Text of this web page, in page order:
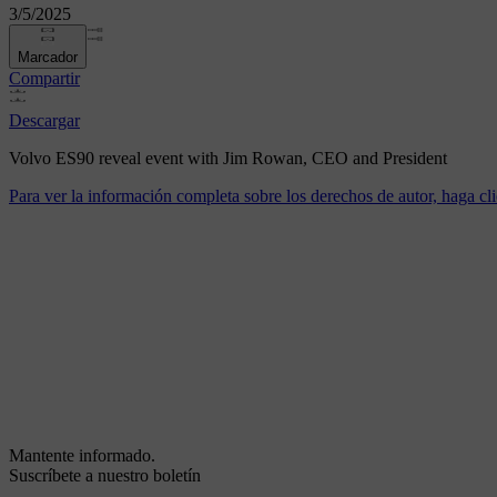
3/5/2025
Marcador
Compartir
Descargar
Volvo ES90 reveal event with Jim Rowan, CEO and President
Para ver la información completa sobre los derechos de autor, haga